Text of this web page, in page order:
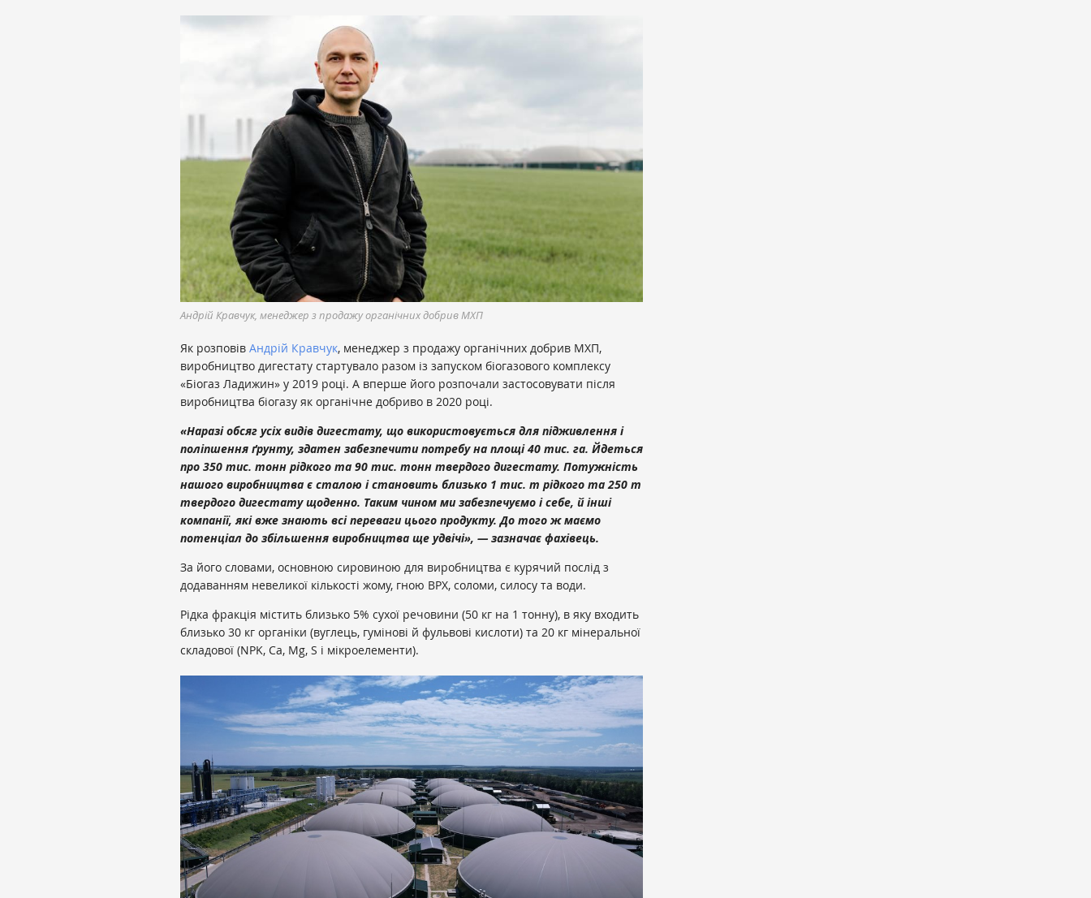
Андрій Кравчук, менеджер з продажу органічних добрив МХП
Як розповів Андрій Кравчук, менеджер з продажу органічних добрив МХП,
виробництво дигестату стартувало разом із запуском біогазового комплексу
«Біогаз Ладижин» у 2019 році. А вперше його розпочали застосовувати після
виробництва біогазу як органічне добриво в 2020 році.
«Наразі обсяг усіх видів дигестату, що використовується для підживлення і
поліпшення ґрунту, здатен забезпечити потребу на площі 40 тис. га. Йдеться
про 350 тис. тонн рідкого та 90 тис. тонн твердого дигестату. Потужність
нашого виробництва є сталою і становить близько 1 тис. т рідкого та 250 т
твердого дигестату щоденно. Таким чином ми забезпечуємо і себе, й інші
компанії, які вже знають всі переваги цього продукту. До того ж маємо
потенціал до збільшення виробництва ще удвічі», — зазначає фахівець.
За його словами, основною сировиною для виробництва є курячий послід з
додаванням невеликої кількості жому, гною ВРХ, соломи, силосу та води.
Рідка фракція містить близько 5% сухої речовини (50 кг на 1 тонну), в яку входить
близько 30 кг органіки (вуглець, гумінові й фульвові кислоти) та 20 кг мінеральної
складової (NPK, Ca, Mg, S і мікроелементи).